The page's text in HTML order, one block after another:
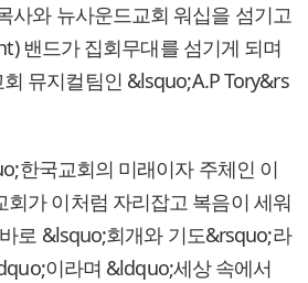
사와 뉴사운드교회 워십을 섬기고
밴드가 집회무대를 섬기게 되며
뮤지컬팀인 &lsquo;A.P Tory&rs
한국교회의 미래이자 주체인 이
회가 이처럼 자리잡고 복음이 세워
로 &lsquo;회개와 기도&rsquo;라
이라며 &ldquo;세상 속에서